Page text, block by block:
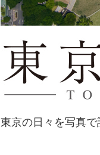
東京の日々を写真で